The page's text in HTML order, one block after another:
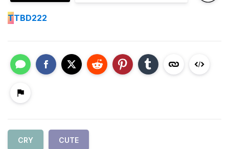
TTBD222
CRY CUTE